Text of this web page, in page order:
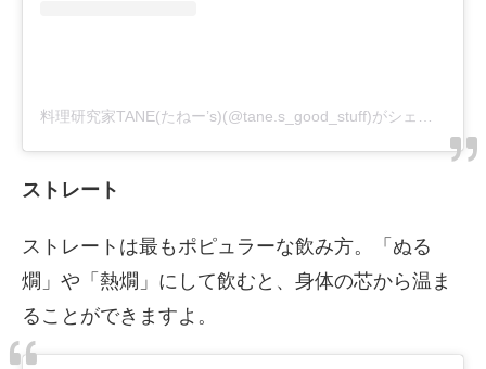
ストレート
ストレートは最もポピュラーな飲み方。「ぬる
燗」や「熱燗」にして飲むと、身体の芯から温ま
ることができますよ。